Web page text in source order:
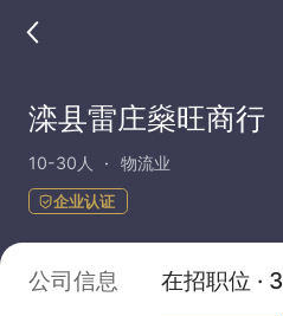
滦县雷庄燊旺商行
10-30人 物流业
企业认证
公司信息 在招职位 · 3